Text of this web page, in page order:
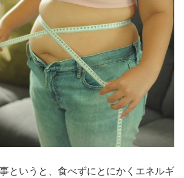
というと、食べずにとにかくエネルギ